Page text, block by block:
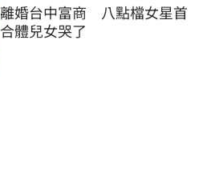
離婚台中富商　八點檔女星首
合體兒女哭了